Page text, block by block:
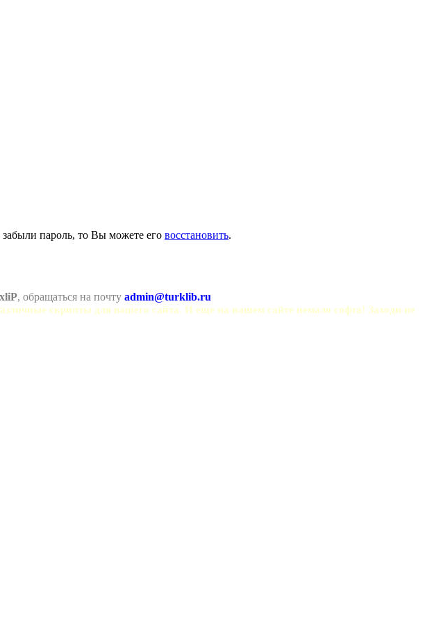
пароль, то Вы можете его восстановить.
, обращаться на почту admin@turklib.ru
скрипты для вашего сайта. И еще на нашем сайте немало софта! Заходи не